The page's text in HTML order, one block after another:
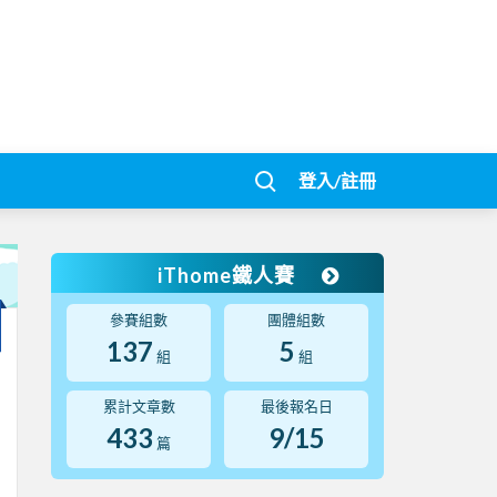
登入/註冊
iThome鐵人賽
參賽組數
137 組
團體組數
5 組
累計文章數
433 篇
最後報名日
9/15